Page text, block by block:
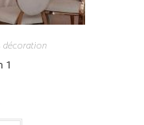
décoration
1